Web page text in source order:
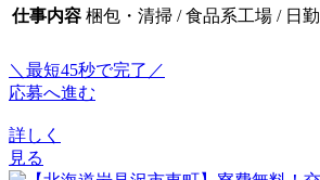
仕事内容 梱包・清掃 / 食品系工場 / 日勤
＼最短45秒で完了／
応募へ進む
詳しく
見る